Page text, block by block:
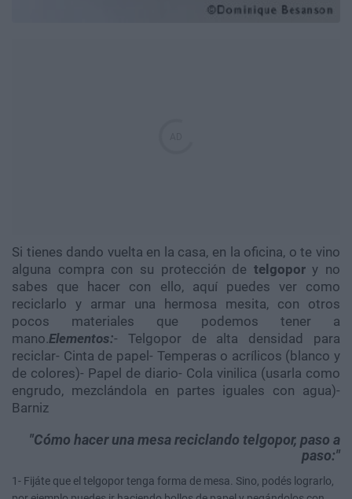
Si tienes dando vuelta en la casa, en la oficina, o te vino
alguna compra con su protección de telgopory no
sabes que hacer con ello, aquí puedes ver como
reciclarlo y armar una hermosa mesita, con otros
pocos materiales que podemos tener a
mano.Elementos:- Telgopor de alta densidad para
reciclar- Cinta de papel- Temperas o acrílicos (blanco y
de colores)- Papel de diario- Cola vinilica (usarla como
engrudo, mezclándola en partes iguales con agua)-
Barniz
Cómo hacer una mesa reciclando telgopor, paso a
paso:
1- Fijáte que el telgopor tenga forma de mesa. Sino, podés lograrlo,